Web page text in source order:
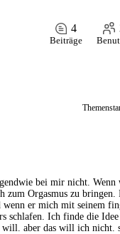
4
Beiträge
bei mir nicht. Wenn
zum Orgasmus zu
wenn er mich mit seinem
schlafen. Ich finde die
aber das will ich nicht.